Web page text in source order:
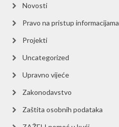
Novosti
Pravo na pristup informacijama
Projekti
Uncategorized
Upravno vijeće
Zakonodavstvo
Zaštita osobnih podataka